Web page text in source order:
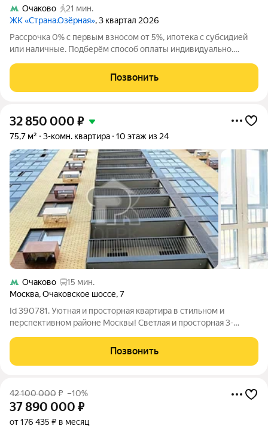
Очаково
21 мин.
ЖК «Страна.Озёрная», 3 квартал 2026
Рассрочка 0% с первым взносом от 5%, ипотека с субсидией
или наличные. Подберём способ оплаты индивидуально.
Продается 3комнатная квартира на 25 этаже от застройщика
Страна Девелопмент.
Позвонить
32 850 000 ₽
75,7 м² 3-комн. квартира 10 этаж из 24
Очаково
15 мин.
Москва,Очаковское шоссе,7
Id 390781. Уютная и просторная квартира в стильном и
перспективном районе Москвы! Светлая и просторная 3-
западе столицы. Площадь - 75,7 м2 - четкая формула для
комфортного проживания семьи из
Позвонить
42 100 000₽ –10%
37 890 000 ₽
от 176 435 ₽ в месяц